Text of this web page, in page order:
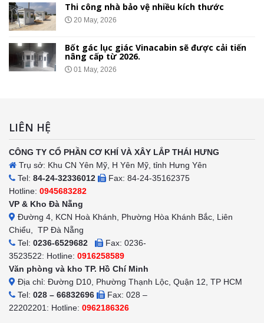
Nhà bảo vệ gắn bánh xe di chuyển
01 May, 2026
Chốt Bảo Vệ Bằng Tôn Xốp – Thi Công
Giá Lắp Đặt Tại 34 Tỉnh Thành
26 Apr, 2026
LIÊN HỆ
CÔNG TY CỔ PHẦN CƠ KHÍ VÀ XÂY LẮP THÁI HƯNG
Trụ sở: Khu CN Yên Mỹ, H Yên Mỹ, tỉnh Hưng Yên
Tel: 84-24-32336012
Fax: 84-24-35162375
Hotline: 0945683282
VP & Kho Đà Nẵng
Đường 4, KCN Hoà Khánh, Phường Hòa Khánh Bắc, Liên
Chiểu, TP Đà Nẵng
Tel: 0236-6529682
Fax: 0236-
3523522: Hotline: 0916258589
Văn phòng và kho TP. Hồ Chí Minh
Địa chỉ: Đường D10, Phường Thạnh Lộc, Quận 12, TP HCM
Tel: 028 – 66832696
Fax: 028 –
22202201: Hotline: 0962186326